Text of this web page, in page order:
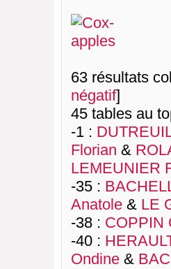
63 résultats
négatif]
45 tables au
-1 :
Florian &
LEMEUNIER
-35 :
Anatole & LE
-38 : COPPIN
-40 :
Ondine &